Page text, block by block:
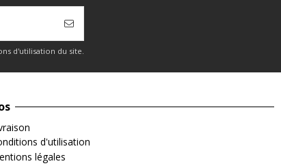
d'utilisation du site.
d'utilisation
légales